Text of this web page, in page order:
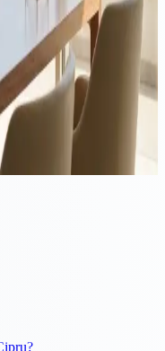
Profesioniștii în
Complet
în marketing
SEO caută din ce
veniturile, de a